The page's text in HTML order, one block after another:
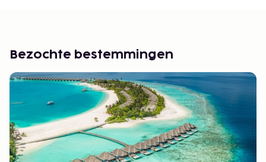
Bezochte bestemmingen